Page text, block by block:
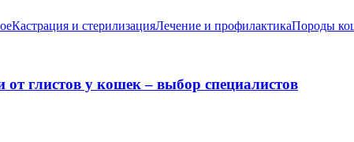
Кастрация и стерилизацияЛечение и профилактикаПороды
от глистов у кошек – выбор специалистов